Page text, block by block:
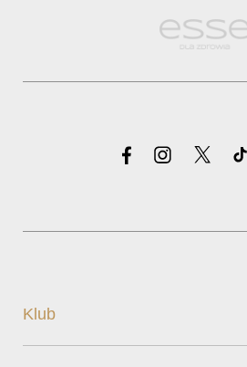
Klub